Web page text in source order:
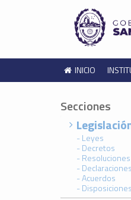
INICIO
Secciones
- Leyes
- Decretos
- Resoluciones
- Declaraciones
- Acuerdos
- Disposiciones